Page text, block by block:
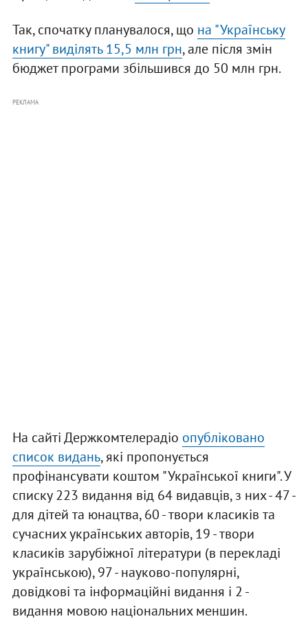
Так, спочатку планувалося, що на "Українську
книгу" виділять 15,5 млн грн, але після змін
бюджет програми збільшився до 50 млн грн.
РЕКЛАМА
На сайті Держкомтелерадіо опубліковано
список видань, які пропонується
профінансувати коштом "Української книги". У
списку 223 видання від 64 видавців, з них - 47 -
для дітей та юнацтва, 60 - твори класиків та
сучасних українських авторів, 19 - твори
класиків зарубіжної літератури (в перекладі
українською), 97 - науково-популярні,
довідкові та інформаційні видання і 2 -
видання мовою національних меншин.